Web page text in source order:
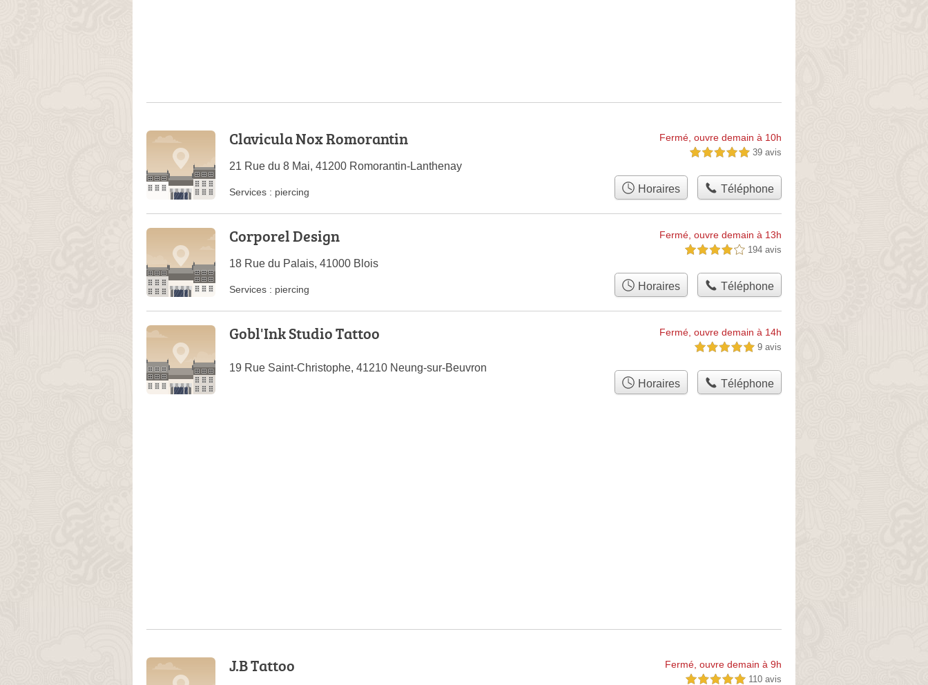
Clavicula Nox Romorantin
21 Rue du 8 Mai, 41200 Romorantin-Lanthenay
Fermé, ouvre demain à 10h
5,0 étoiles sur 5 39 avis
Services : piercing Horaires Téléphone
Corporel Design
18 Rue du Palais, 41000 Blois
Fermé, ouvre demain à 13h
4,0 étoiles sur 5 194 avis
Services : piercing Horaires Téléphone
Gobl'Ink Studio Tattoo
19 Rue Saint-Christophe, 41210 Neung-sur-Beuvron
Fermé, ouvre demain à 14h
5,0 étoiles sur 5 9 avis
Horaires Téléphone
J.B Tattoo Fermé, ouvre demain à 9h
5,0 étoiles sur 5 110 avis